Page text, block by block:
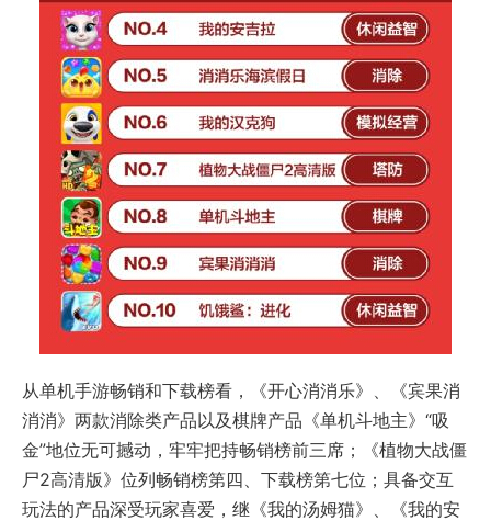
从单机手游畅销和下载榜看，《开心消消乐》、《宾果消
消消》两款消除类产品以及棋牌产品《单机斗地主》“吸
金”地位无可撼动，牢牢把持畅销榜前三席；《植物大战僵
尸2高清版》位列畅销榜第四、下载榜第七位；具备交互
玩法的产品深受玩家喜爱，继《我的汤姆猫》、《我的安